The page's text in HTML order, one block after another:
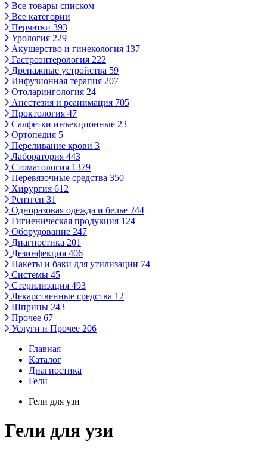
Все товары списком
Все категории
Перчатки 393
Урология 229
Акушерство и гинекология 137
Гастроэнтерология 222
Дренажные устройства 59
Инфузионная терапия 207
Отоларингология 24
Анестезия и реанимация 705
Проктология 47
Салфетки инъекционные 23
Ортопедия 5
Переливание крови 3
Лаборатория 443
Стоматология 1379
Перевязочные средства 350
Хирургия 612
Рентген 31
Одноразовая одежда и белье 244
Гигиеническая продукция 124
Оборудование 247
Диагностика 201
Дезинфекция 406
Пакеты и баки для утилизации 74
Системы 45
Стерилизация 493
Лекарственные средства 12
Шприцы 243
Прочее 67
Услуги и Прочее 206
Главная
Каталог
Диагностика
Гели
Гели для узи
Гели для узи